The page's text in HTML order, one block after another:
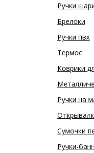
Ручки
Брелоки
Ручки пвх
Термос
Коврики
Ручки на
Сумочки
Ручки-